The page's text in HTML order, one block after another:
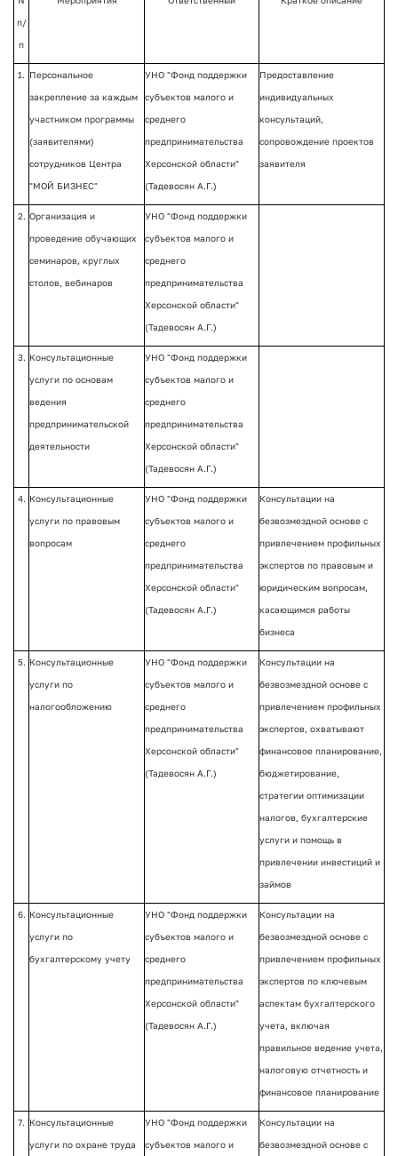
п/
п
1. Персональное
закрепление за каждым
участником программы
(заявителями)
сотрудников Центра
"МОЙ БИЗНЕС"
УНО "Фонд поддержки
субъектов малого и
среднего
предпринимательства
Херсонской области"
(Тадевосян А.Г.)
Предоставление
индивидуальных
консультаций,
сопровождение проектов
заявителя
2. Организация и
проведение обучающих
семинаров, круглых
столов, вебинаров
УНО "Фонд поддержки
субъектов малого и
среднего
предпринимательства
Херсонской области"
(Тадевосян А.Г.)
3. Консультационные
услуги по основам
ведения
предпринимательской
деятельности
УНО "Фонд поддержки
субъектов малого и
среднего
предпринимательства
Херсонской области"
(Тадевосян А.Г.)
4. Консультационные
услуги по правовым
вопросам
УНО "Фонд поддержки
субъектов малого и
среднего
предпринимательства
Херсонской области"
(Тадевосян А.Г.)
Консультации на
безвозмездной основе с
привлечением профильных
экспертов по правовым и
юридическим вопросам,
касающимся работы
бизнеса
5. Консультационные
услуги по
налогообложению
УНО "Фонд поддержки
субъектов малого и
среднего
предпринимательства
Херсонской области"
(Тадевосян А.Г.)
Консультации на
безвозмездной основе с
привлечением профильных
экспертов, охватывают
финансовое планирование,
бюджетирование,
стратегии оптимизации
налогов, бухгалтерские
услуги и помощь в
привлечении инвестиций и
займов
6. Консультационные
услуги по
бухгалтерскому учету
УНО "Фонд поддержки
субъектов малого и
среднего
предпринимательства
Херсонской области"
(Тадевосян А.Г.)
Консультации на
безвозмездной основе с
привлечением профильных
экспертов по ключевым
аспектам бухгалтерского
учета, включая
правильное ведение учета,
налоговую отчетность и
финансовое планирование
7. Консультационные
услуги по охране труда
УНО "Фонд поддержки
субъектов малого и
Консультации на
безвозмездной основе с